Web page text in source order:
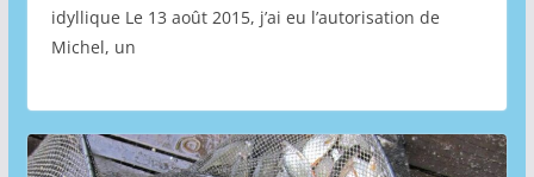
idyllique Le 13 août 2015, j’ai eu l’autorisation de
Michel, un